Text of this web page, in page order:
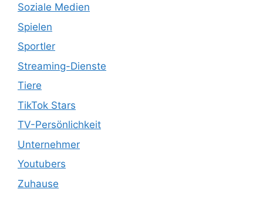
Soziale Medien
Spielen
Sportler
Streaming-Dienste
Tiere
TikTok Stars
TV-Persönlichkeit
Unternehmer
Youtubers
Zuhause